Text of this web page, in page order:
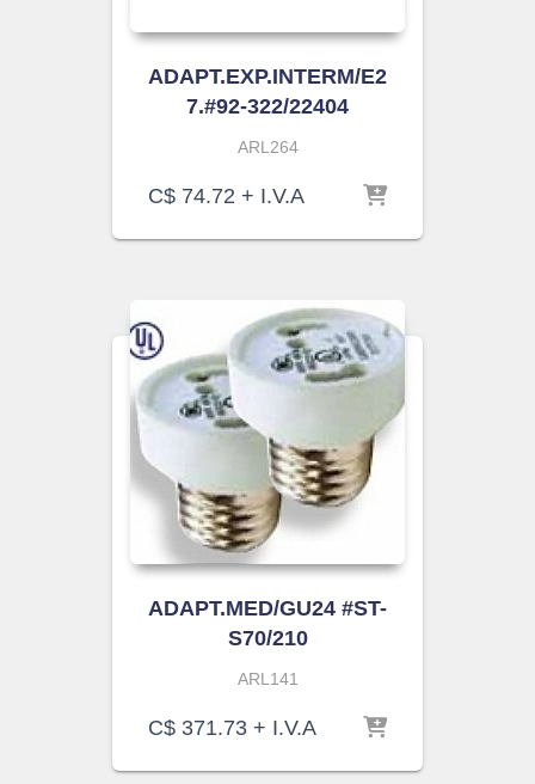
ADAPT.EXP.INTERM/E2
7.#92-322/22404
ARL264
C$ 74.72 + I.V.A
ADAPT.MED/GU24 #ST-
S70/210
ARL141
C$ 371.73 + I.V.A